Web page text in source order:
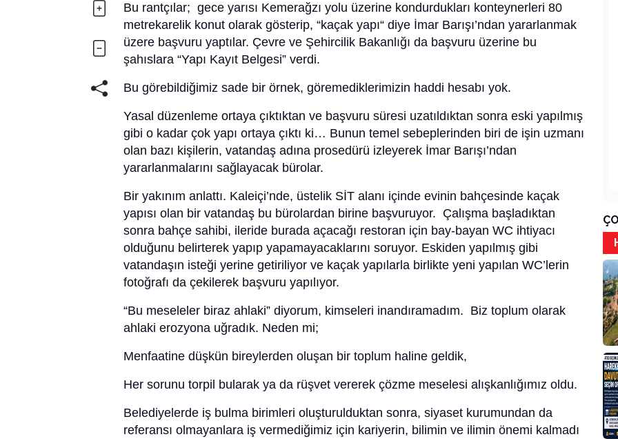
Bu rantçılar; gece yarısı Kemerağzı yolu üzerine kondurdukları konteynerleri 80
metrekarelik konut olarak gösterip, “kaçak yapı“ diye İmar Barışı’ndan yararlanmak
üzere başvuru yaptılar. Çevre ve Şehircilik Bakanlığı da başvuru üzerine bu
şahıslara “Yapı Kayıt Belgesi” verdi.
Bu görebildiğimiz sade bir örnek, göremediklerimizin haddi hesabı yok.
Yasal düzenleme ortaya çıktıktan ve başvuru süresi uzatıldıktan sonra eski yapılmış
gibi o kadar çok yapı ortaya çıktı ki… Bunun temel sebeplerinden biri de işin uzmanı
olan bazı kişilerin, vatandaş adına prosedürü izleyerek İmar Barışı’ndan
yararlanmalarını sağlayacak bürolar.
Bir yakınım anlattı. Kaleiçi’nde, üstelik SİT alanı içinde evinin bahçesinde kaçak
yapısı olan bir vatandaş bu bürolardan birine başvuruyor. Çalışma başladıktan
sonra bahçe sahibi, ileride burada açacağı restoran için bay-bayan WC ihtiyacı
olduğunu belirterek yapıp yapamayacaklarını soruyor. Eskiden yapılmış gibi
vatandaşın isteği yerine getiriliyor ve kaçak yapılarla birlikte yeni yapılan WC’lerin
fotoğrafı da çekilerek başvuru yapılıyor.
“Bu meseleler biraz ahlaki” diyorum, kimseleri inandıramadım. Biz toplum olarak
ahlaki erozyona uğradık. Neden mi;
Menfaatine düşkün bireylerden oluşan bir toplum haline geldik,
Her sorunu torpil bularak ya da rüşvet vererek çözme meselesi alışkanlığımız oldu.
Belediyelerde iş bulma birimleri oluşturulduktan sonra, siyaset kurumundan da
referansı olmayanlara iş vermediğimiz için kariyerin, bilimin ve ilimin önemi kalmadı